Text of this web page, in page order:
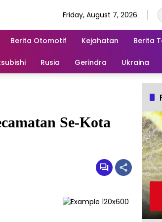
Friday, August 7, 2026
Berita Otomotif Kejahatan Berita
Rusia Gerindra Ukraina
Se-Kota